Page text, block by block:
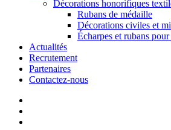
Décorations honorifiques
Rubans de médaille
Décorations civiles et
Écharpes et rubans
Actualités
Recrutement
Partenaires
Contactez-nous